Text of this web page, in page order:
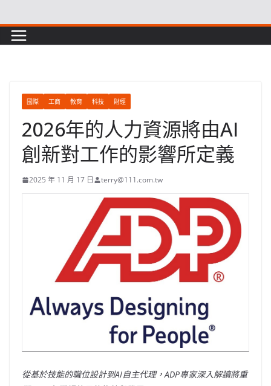
to
content
國際 工商 教育 科技 財經
2026年的人力資源將由AI
創新對工作的影響所定義
2025 年 11 月 17 日 terry@111.com.tw
從基於技能的職位設計到AI自主代理，ADP專家深入解讀將重